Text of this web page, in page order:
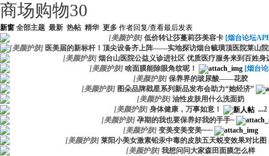
商场购物30
新窗 全部主题 最新 热帖 精华 更多 作者回复/查看最后发表
[美颜护肤] 低价转让莎蔓莉莎美容卡 [烟台论坛
[美颜护肤] 医美届的新标杆！顶尖设备齐上阵——实地探访烟台毓璜顶医院莱山
[美颜护肤] 烟台山医院公益义诊进社区 优质医疗服务来到百姓身
[美颜护肤] 啥面膜能除眼角纹呢！
[烟台
[美颜护肤] 保养界的玻尿酸——花胶
[美颜护肤] 图朵品牌戥星系列新品发布会助力“她经济”
[美颜护肤] 油性皮肤用什么洗面奶
[美颜护肤] 身体健康，万事如意！ ...2
[美颜护肤] 孕期的我也要保养好我的手手~
[美颜护肤] 变美变美变美~~~
[美颜护肤] 莱阳小美女激素铅汞中毒的皮肤五天蜕变效果对比图
[美颜护肤] 我想问问大家森田面膜怎么样